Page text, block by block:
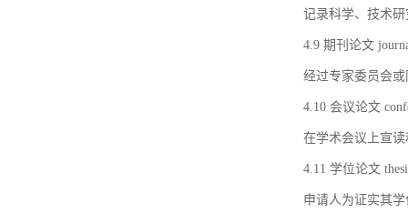
记录科学、技术
4.9 期刊论文
经过专家委员会
4.10 会议论文
在学术会议上宣
4.11 学位论文
申请人为证实其